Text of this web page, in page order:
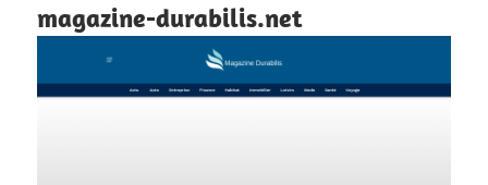
magazine-durabilis.net